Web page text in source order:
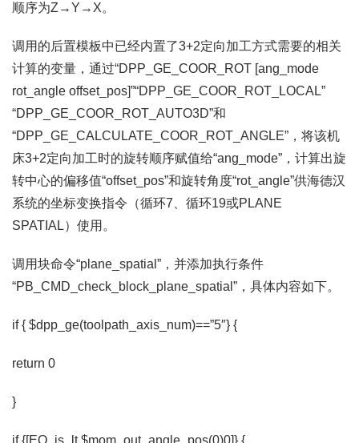
顺序为Z→Y→X。
调用的后置模板中已经内置了3+2定向加工方式需要的相关
计算的变量，通过“DPP_GE_COOR_ROT [ang_mode
rot_angle offset_pos]”“DPP_GE_COOR_ROT_LOCAL”
“DPP_GE_COOR_ROT_AUTO3D”和
“DPP_GE_CALCULATE_COOR_ROT_ANGLE”，将该机
床3+2定向加工时的旋转顺序赋值给“ang_mode”，计算出旋
转中心的偏移值“offset_pos”和旋转角度“rot_angle”供海德汉
系统的坐标变换指令（循环7、循环19或PLANE
SPATIAL）使用。
调用块命令“plane_spatial”，并添加执行条件
“PB_CMD_check_block_plane_spatial”，具体内容如下。
if { $dpp_ge(toolpath_axis_num)==”5″} {
return 0
}
if {[EQ_is_lt $mom_out_angle_pos(0)0]} {